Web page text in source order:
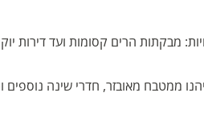
מבקתות הרים קסומות ועד דירות
ממטבח מאובזר, חדרי שינה